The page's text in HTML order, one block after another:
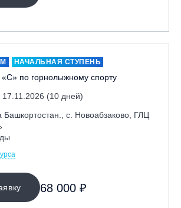
НАЧАЛЬНАЯ СТУПЕНЬ
«С» по горнолыжному спорту
(10 дней)
Башкортостан., с. Новоабзаково, ГЛЦ
68 000 ₽